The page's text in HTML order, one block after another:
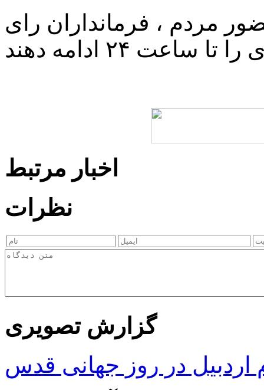
مردم ، فرمانداران رای
اخبار مرتبط
نظرات
گزارش تصویری
در روز جهانی قدس